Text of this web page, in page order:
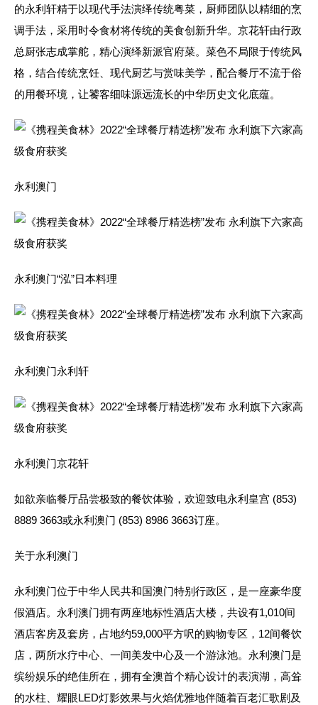
的永利轩精于以现代手法演绎传统粤菜，厨师团队以精细的烹
调手法，采用时令食材将传统的美食创新升华。京花轩由行政
总厨张志成掌舵，精心演绎新派官府菜。菜色不局限于传统风
格，结合传统烹饪、现代厨艺与赏味美学，配合餐厅不流于俗
的用餐环境，让饕客细味源远流长的中华历史文化底蕴。
永利澳门
永利澳门“泓”日本料理
永利澳门永利轩
永利澳门京花轩
如欲亲临餐厅品尝极致的餐饮体验，欢迎致电永利皇宫 (853)
8889 3663或永利澳门 (853) 8986 3663订座。
关于永利澳门
永利澳门位于中华人民共和国澳门特别行政区，是一座豪华度
假酒店。永利澳门拥有两座地标性酒店大楼，共设有1,010间
酒店客房及套房，占地约59,000平方呎的购物专区，12间餐饮
店，两所水疗中心、一间美发中心及一个游泳池。永利澳门是
缤纷娱乐的绝佳所在，拥有全澳首个精心设计的表演湖，高耸
的水柱、耀眼LED灯影效果与火焰优雅地伴随着百老汇歌剧及